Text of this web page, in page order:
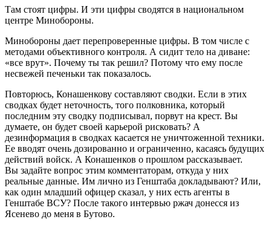
Там стоят цифры. И эти цифры сводятся в национальном
центре Минобороны.
Минобороны дает перепроверенные цифры. В том числе с
методами объективного контроля. А сидит тело на диване:
«все врут». Почему ты так решил? Потому что ему после
несвежей печеньки так показалось.
Повторюсь, Конашенкову составляют сводки. Если в этих
сводках будет неточность, того полковника, который
последним эту сводку подписывал, порвут на крест. Вы
думаете, он будет своей карьерой рисковать? А
дезинформация в сводках касается не уничтоженной техники.
Ее вводят очень дозированно и ограниченно, касаясь будущих
действий войск. А Конашенков о прошлом рассказывает.
Вы задайте вопрос этим комментаторам, откуда у них
реальные данные. Им лично из Генштаба докладывают? Или,
как один младший офицер сказал, у них есть агенты в
Генштабе ВСУ? После такого интервью ржач донесся из
Ясенево до меня в Бутово.